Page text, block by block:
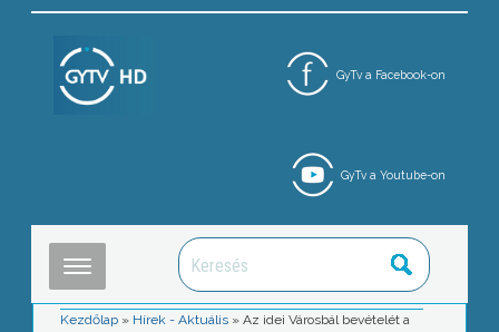
GyTv a Facebook-on
GyTv a Youtube-on
Kezdőlap » Hírek - Aktuális »Az idei Városbál bevételét a